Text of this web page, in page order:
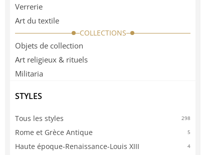
Verrerie
Art du textile
COLLECTIONS
Objets de collection
Art religieux & rituels
Militaria
STYLES
Tous les styles 298
Rome et Grèce Antique 5
Haute époque-Renaissance-Louis XIII 4